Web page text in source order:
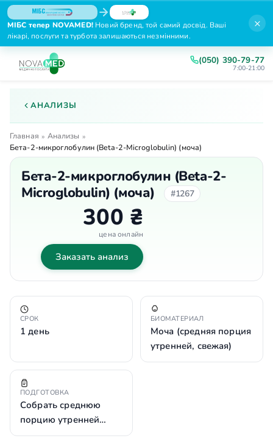
МІБС тепер NOVAMED!Новий бренд, той самий досвід. Ваші
лікарі, послуги та турбота залишаються незмінними.
×
(050) 390-79-77
7:00-21:00
АНАЛИЗЫ
Главная » Анализы »
Бета-2-микроглобулин (Beta-2-Microglobulin) (моча)
Бета-2-микроглобулин (Beta-2-
Microglobulin) (моча)
#1267
300 ₴
цена онлайн
Заказать анализ
СРОК
1 день
БИОМАТЕРИАЛ
Моча (средняя порция
утренней, свежая)
ПОДГОТОВКА
Собрать среднюю
порцию утренней…